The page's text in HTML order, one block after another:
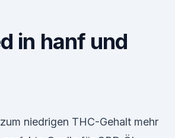
in hanf und
niedrigen THC-Gehalt mehr